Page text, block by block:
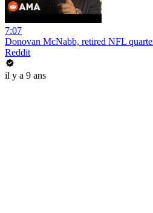
7:07
Donovan McNabb, retired NFL
Reddit
il y a 9 ans